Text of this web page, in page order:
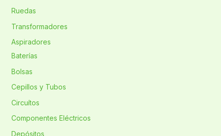
Ruedas
Transformadores
Aspiradores
Baterías
Bolsas
Cepillos y Tubos
Circuítos
Componentes Eléctricos
Depósitos